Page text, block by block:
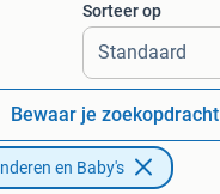
Alle afstanden…
Sorteer op
Bewaar je zoekopdracht
en Baby's